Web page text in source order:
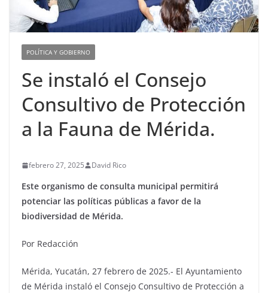
POLÍTICA Y GOBIERNO
Se instaló el Consejo
Consultivo de Protección
a la Fauna de Mérida.
febrero 27, 2025 David Rico
Este organismo de consulta municipal permitirá
potenciar las políticas públicas a favor de la
biodiversidad de Mérida.
Por Redacción
Mérida, Yucatán, 27 febrero de 2025.- El Ayuntamiento
de Mérida instaló el Consejo Consultivo de Protección a